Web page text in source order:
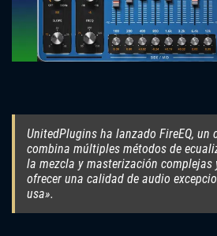
UnitedPlugins ha lanzado FireEQ, un
combina múltiples métodos de
la mezcla y masterización
ofrecer una calidad de audio
usa».